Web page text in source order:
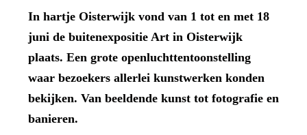
In hartje Oisterwijk vond van 1 tot en met 18
juni de buitenexpositie Art in Oisterwijk
plaats. Een grote openluchttentoonstelling
waar bezoekers allerlei kunstwerken konden
bekijken. Van beeldende kunst tot fotografie en
banieren.